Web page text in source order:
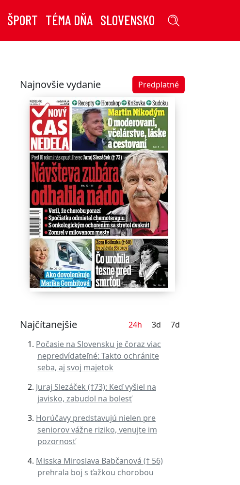
ŠPORT TÉMA DŇA SLOVENSKO
Najnovšie vydanie Predplatné
Najčítanejšie 24h 3d
7d
Počasie na Slovensku je čoraz viac
nepredvídateľné: Takto ochránite
seba, aj svoj majetok
Juraj Slezáček (†73): Keď vyšiel na
javisko, zabudol na bolesť
Horúčavy predstavujú nielen pre
seniorov vážne riziko, venujte im
pozornosť
Misska Miroslava Babčanová († 56)
prehrala boj s ťažkou chorobou